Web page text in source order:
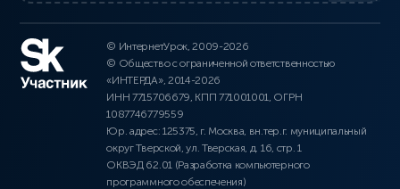
© ИнтернетУрок, 2009-2026
© Общество с ограниченной ответственностью
«ИНТЕРДА», 2014-2026
ИНН 7715706679, КПП 771001001, ОГРН
1087746779559
Юр. адрес: 125375, г. Москва, вн.тер.г. муниципальный
округ Тверской, ул. Тверская, д. 16, стр. 1
ОКВЭД 62.01 (Разработка компьютерного
программного обеспечения)